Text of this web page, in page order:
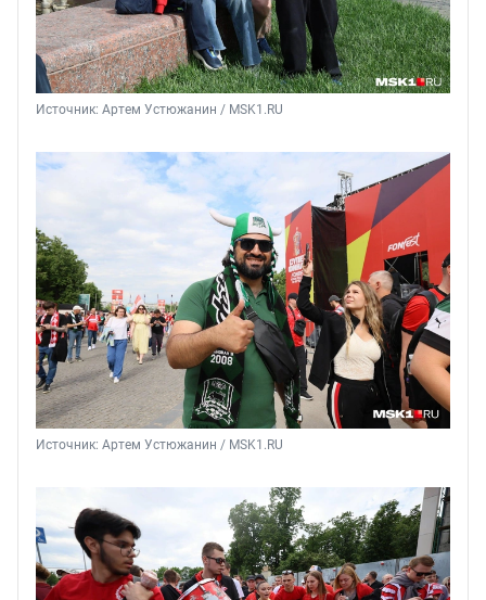
Источник: Артем Устюжанин / MSK1.RU
Источник: Артем Устюжанин / MSK1.RU